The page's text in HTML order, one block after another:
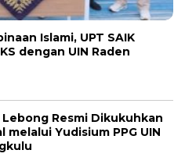
Islami, UPT SAIK
dengan UIN Raden
Lebong Resmi Dikukuhkan
Yudisium PPG UIN